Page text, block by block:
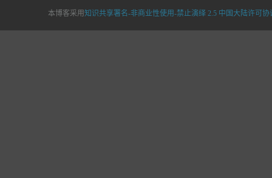
本博客采用知识共享署名-非商业性使用-禁止演绎 2.5 中国大陆许可协